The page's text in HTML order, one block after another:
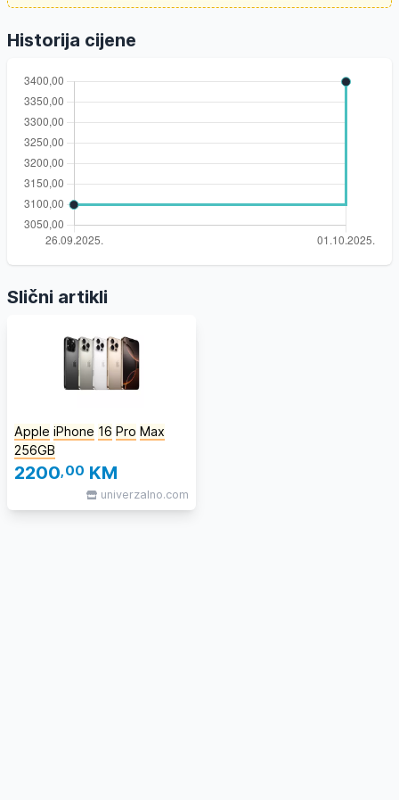
Historija cijene
Slični artikli
Apple iPhone 16 Pro Max
256GB
2200,00 KM
univerzalno.com